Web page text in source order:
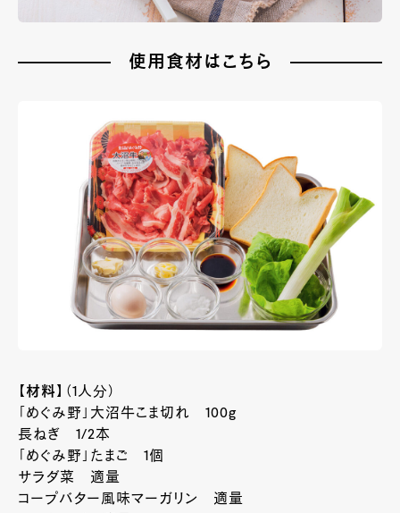
使用食材はこちら
【材料】 （1人分）
「めぐみ野」大沼牛こま切れ 100g
長ねぎ 1/2本
「めぐみ野」たまご 1個
サラダ菜 適量
コープバター風味マーガリン 適量